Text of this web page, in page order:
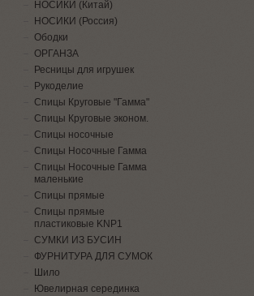
НОСИКИ (Китай)
НОСИКИ (Россия)
Ободки
ОРГАНЗА
Ресницы для игрушек
Рукоделие
Спицы Круговые "Гамма"
Спицы Круговые эконом.
Спицы носочные
Спицы Носочные Гамма
Спицы Носочные Гамма
маленькие
Спицы прямые
Спицы прямые
пластиковые KNP1
СУМКИ ИЗ БУСИН
ФУРНИТУРА ДЛЯ СУМОК
Шило
Ювелирная серединка